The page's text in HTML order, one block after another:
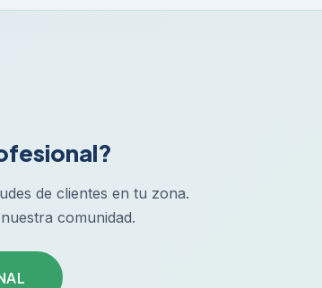
de clientes en tu zona.
comunidad.